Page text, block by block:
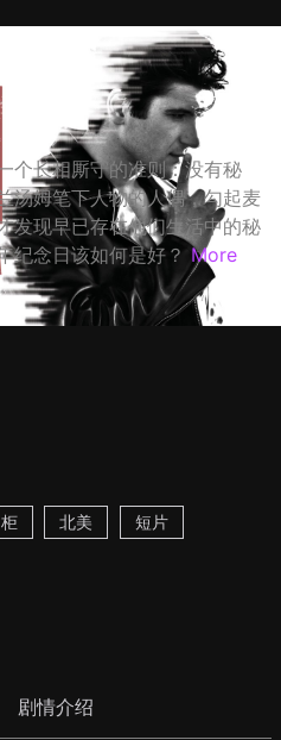
个长相厮守的准则：没有秘
汤姆笔下人物的人偶，勾起麦
发现早已存在他们生活中的秘
纪念日该如何是好？ More
北美 短片
剧情介绍